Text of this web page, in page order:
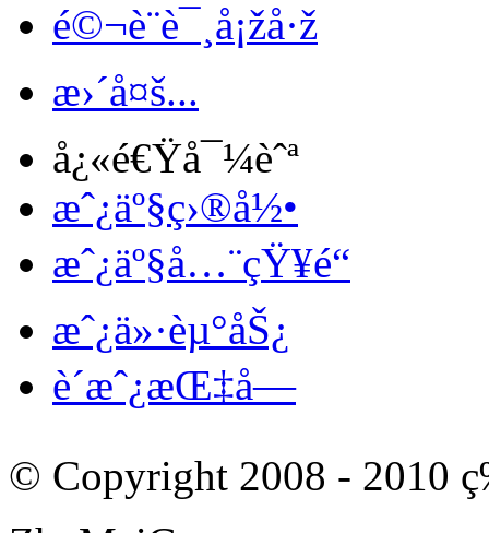
é©¬è¨è¯¸å¡žå·ž
æ›´å¤š...
å¿«é€Ÿå¯¼èˆª
æˆ¿äº§ç›®å½•
æˆ¿äº§å…¨çŸ¥é“
æˆ¿ä»·èµ°åŠ¿
è´­æˆ¿æŒ‡å—
© Copyright 2008 -